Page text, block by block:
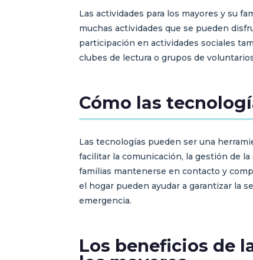
Las actividades para los mayores y su
muchas actividades que se pueden
participación en actividades sociales
clubes de lectura o grupos de
Cómo las
Las tecnologías pueden ser una
facilitar la comunicación, la gestión de
familias mantenerse en contacto y
el hogar pueden ayudar a garantizar la
emergencia.
Los beneficios de